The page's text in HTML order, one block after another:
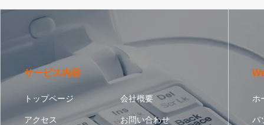
サービス内容
トップページ 会社概要
アクセス お問い合わせ
ホ
パ